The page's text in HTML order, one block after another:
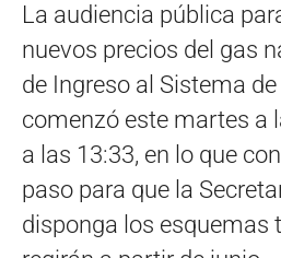
La audiencia pública
nuevos precios del gas
de Ingreso al Sistema
comenzó este martes a
a las 13:33, en lo que
paso para que la
disponga los esquemas